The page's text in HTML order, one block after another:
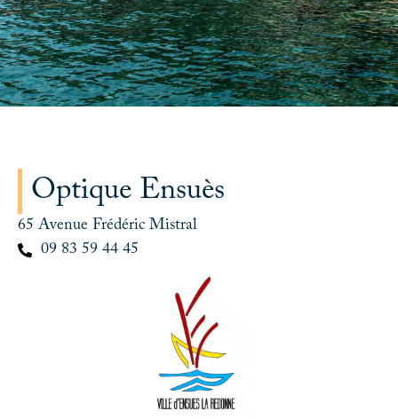
Optique Ensuès
65 Avenue Frédéric Mistral
09 83 59 44 45